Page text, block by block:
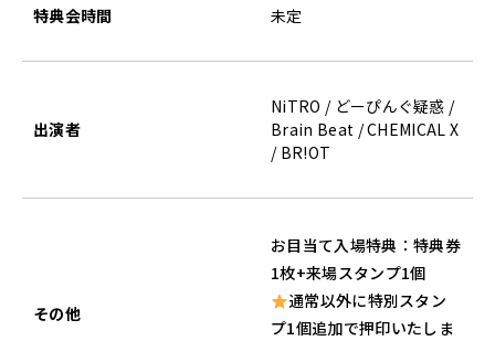
特典会時間 未定
出演者
NiTRO / どーぴんぐ疑惑 /
Brain Beat / CHEMICAL X
/ BR!OT
その他
お目当て入場特典：特典券
1枚+来場スタンプ1個
通常以外に特別スタン
プ1個追加で押印いたしま